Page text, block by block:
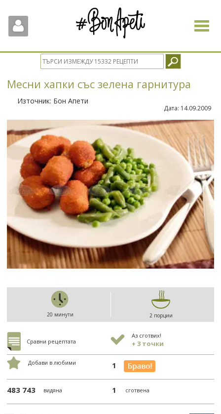
Toggle
Месни хапки със зелена гарнитура
Източник: Бон Апети
Дата: 14.09.2009
20 минути 2 порции
Сравни рецептата
Аз сготвих!
+ 3 точки
Добави в любими 1
483 743 видяна 1 сготвена